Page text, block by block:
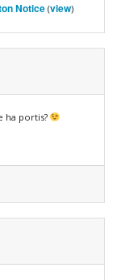
Notice(view)
ha portis?